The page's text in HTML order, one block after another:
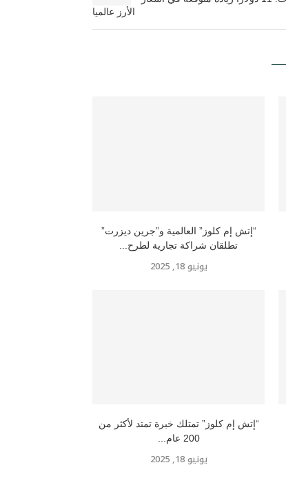
الأرز عالميا
“إتش إم كلوز” العالمية و”جرين ديزرت”
تطلقان شراكة تجارية لطرح...
يونيو 18, 2025
“إتش إم كلوز” تمتلك خبرة تمتد لأكثر من
200 عام...
يونيو 18, 2025